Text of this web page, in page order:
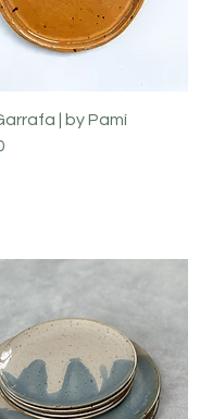
Visualização rápida
| by Pamí